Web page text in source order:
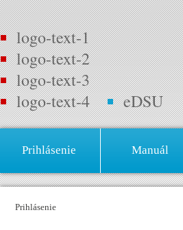
logo-text-1
logo-text-2
logo-text-3
logo-text-4
eDSU
Prihlásenie Manuál
Prihlásenie